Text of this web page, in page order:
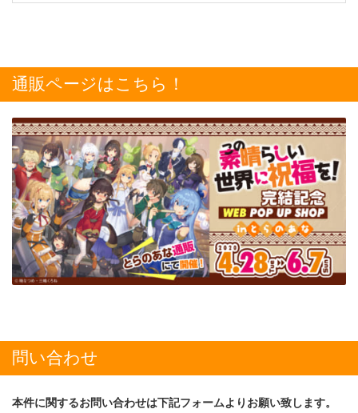
通販ページはこちら！
問い合わせ
本件に関するお問い合わせは下記フォームよりお願い致します。